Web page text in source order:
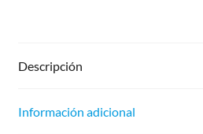
Descripción
Información adicional